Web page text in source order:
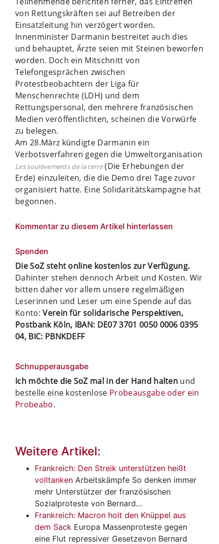
von Rettungskräften sei auf Betreiben der
Einsatzleitung hin verzögert worden.
Innenminister Darmanin bestreitet auch dies
und behauptet, Ärzte seien mit Steinen beworfen
worden. Doch ein Mitschnitt von
Telefongesprächen zwischen
Protestbeobachtern der Liga für
Menschenrechte (LDH) und dem
Rettungspersonal, den mehrere französischen
Medien veröffentlichten, scheinen die Vorwürfe
zu belegen.
Am 28.März kündigte Darmanin ein
Verbotsverfahren gegen die Umweltorganisation
Les soulèvements de la terre(Die Erhebungen der
Erde) einzuleiten, die die Demo drei Tage zuvor
organisiert hatte. Eine Solidaritätskampagne hat
begonnen.
Kommentar zu diesem Artikel hinterlassen
Spenden
Die SoZ steht online kostenlos zur Verfügung.
Dahinter stehen dennoch Arbeit und Kosten. Wir
bitten daher vor allem unsere regelmäßigen
Leserinnen und Leser um eine Spende auf das
Konto:Verein für solidarische Perspektiven,
Postbank Köln, IBAN: DE07 3701 0050 0006 0395
04, BIC: PBNKDEFF
Schnupperausgabe
Ich möchte die SoZ mal in der Hand halten und
bestelle eine kostenlose Probeausgabe oder ein
Probeabo.
Weitere Artikel:
Frankreich: Den Streik unterstützen heißt
volltanken Arbeitskämpfe So denken immer
mehr Unterstützer der französischen
Sozialproteste von Bernard…
Frankreich: Macron holt den Knüppel aus
dem Sack Europa Massenproteste gegen
eine Flut repressiver Gesetzevon Bernard